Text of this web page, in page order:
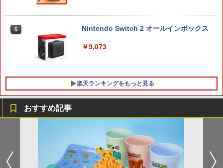
￥10,737
￥14,141
5
『映画 ラブライブ！蓮ノ空女学院スクー
y』Blu-ray（特装限定版）
5 Nintendo Switch 2 オールインボックス
￥9,073
楽天ランキングをもっと見る
【特典】BLUE REFLECTION Quartet:
少女たちのキセキ PS5版(【早期購入特
典】特別フォトフレーム「Quartet」)
￥6,342
【中古】ファイナルファンタジーXII レ
ヴァナント・ウイング
￥596
マクロスプラス MOVIE EDITION【Blu-r
ay】 [ 山崎たくみ ]
￥4,070
おすすめ記事